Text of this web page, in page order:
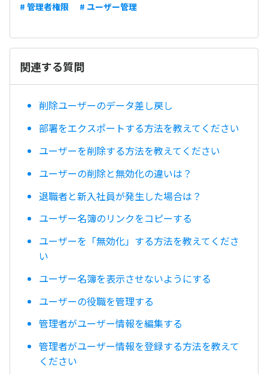
# 管理者権限 # ユーザー管理
関連する質問
削除ユーザーのデータ差し戻し
部署をエクスポートする方法を教えてください
ユーザーを削除する方法を教えてください
ユーザーの削除と無効化の違いは？
退職者と新入社員が発生した場合は？
ユーザー名簿のリンクをコピーする
ユーザーを「無効化」する方法を教えてくださ
い
ユーザー名簿を表示させないようにする
ユーザーの役職を管理する
管理者がユーザー情報を編集する
管理者がユーザー情報を登録する方法を教えて
ください